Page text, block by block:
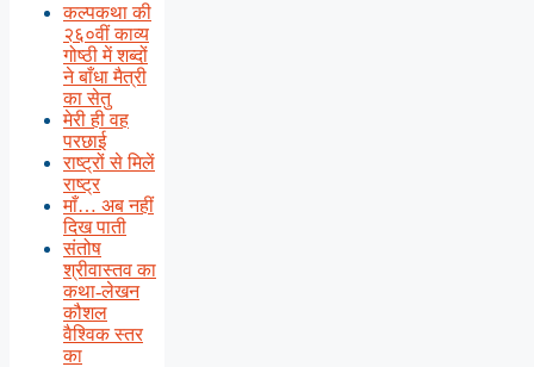
कल्पकथा की
२६०वीं काव्य
गोष्ठी में शब्दों
ने बाँधा मैत्री
का सेतु
मेरी ही वह
परछाई
राष्ट्रों से मिलें
राष्ट्र
माँ… अब नहीं
दिख पाती
संतोष
श्रीवास्तव का
कथा-लेखन
कौशल
वैश्विक स्तर
का